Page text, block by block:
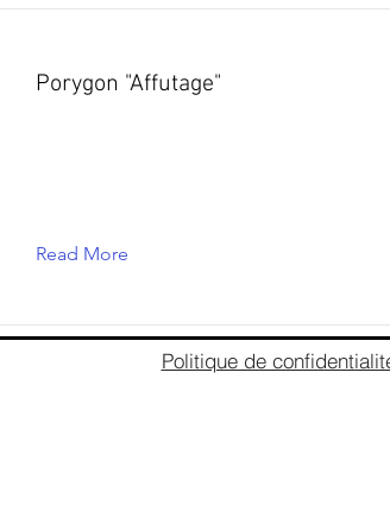
Porygon "Affutage"
Read More
Politique de